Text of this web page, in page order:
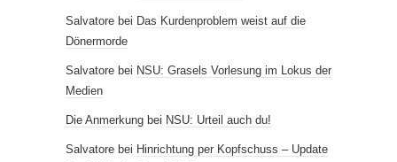
Salvatore bei Das Kurdenproblem weist auf die
Dönermorde
Salvatore bei NSU: Grasels Vorlesung im Lokus der
Medien
Die Anmerkung bei NSU: Urteil auch du!
Salvatore bei Hinrichtung per Kopfschuss – Update